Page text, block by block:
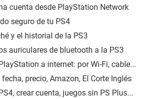
cuenta desde PlayStation Network
seguro de tu PS4
y el historial de la PS3
auriculares de bluetooth a la PS3
a internet: por Wi-Fi, cable...
precio, Amazon, El Corte Inglés
crear cuenta, juegos sin PS Plus...